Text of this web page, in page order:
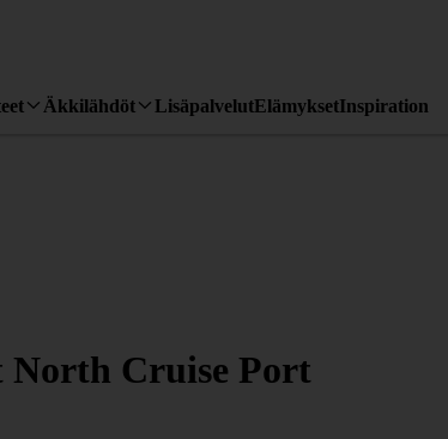
Äkkilähdöt LisäpalvelutElämyksetInspiration
Cruise Port